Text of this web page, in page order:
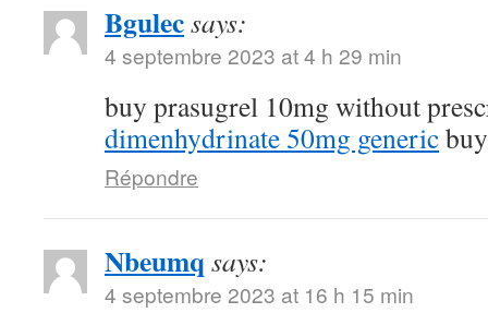
Bgulecsays:
4 septembre 2023 at 4 h 29 min
buy prasugrel 10mg without
dimenhydrinate 50mg generic
Répondre
Nbeumq says:
4 septembre 2023 at 16 h 15 min